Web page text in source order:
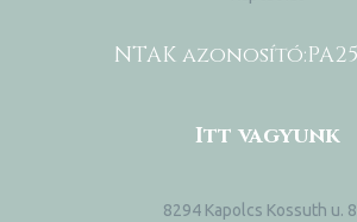
NTAK azonosító:
Itt vagyunk
8294 Kapolcs Kossuth u.